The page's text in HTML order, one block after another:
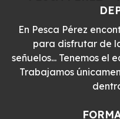
En Pesca Pérez
para disfrutar de
señuelos... Tenemos
Trabajamos